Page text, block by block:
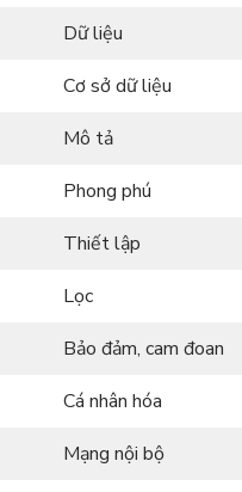
Dữ liệu
Cơ sở dữ liệu
Mô tả
Phong phú
Thiết lập
Lọc
Bảo đảm, cam đoan
Cá nhân hóa
Mạng nội bộ